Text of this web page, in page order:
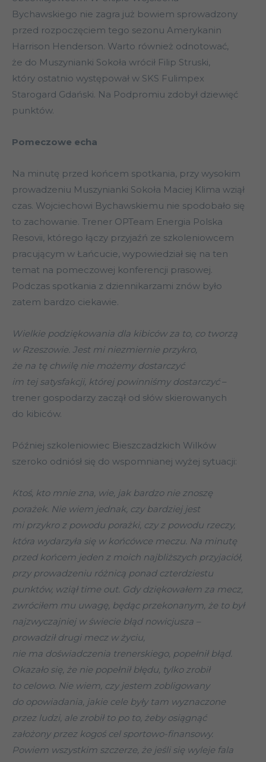
Bychawskiego nie zagra już bowiem sprowadzony
przed rozpoczęciem tego sezonu Amerykanin
Harrison Henderson. Warto również odnotować,
że do Muszynianki Sokoła wrócił Filip Struski,
który ostatnio występował w SKS Fulimpex
Starogard Gdański. Na Podpromiu zdobył dziewięć
punktów.
Pomeczowe echa
Na minutę przed końcem spotkania, przy wysokim
prowadzeniu Muszynianki Sokoła Maciej Klima wziął
czas. Wojciechowi Bychawskiemu nie spodobało się
to zachowanie. Trener OPTeam Energia Polska
Resovii, którego łączy przyjaźń ze szkoleniowcem
pracującym w Łańcucie, wypowiedział się na ten
temat na pomeczowej konferencji prasowej.
Podczas spotkania z dziennikarzami znów było
zatem bardzo ciekawie.
Wielkie podziękowania dla kibiców za to, co tworzą
w Rzeszowie. Jest mi niezmiernie przykro,
że na tę chwilę nie możemy dostarczyć
im tej satysfakcji, której powinniśmy dostarczyć–
trener gospodarzy zaczął od słów skierowanych
do kibiców.
Później szkoleniowiec Bieszczadzkich Wilków
szeroko odniósł się do wspomnianej wyżej sytuacji:
Ktoś, kto mnie zna, wie, jak bardzo nie znoszę
porażek. Nie wiem jednak, czy bardziej jest
mi przykro z powodu porażki, czy z powodu rzeczy,
która wydarzyła się w końcówce meczu. Na minutę
przed końcem jeden z moich najbliższych przyjaciół,
przy prowadzeniu różnicą ponad czterdziestu
punktów, wziął time out. Gdy dziękowałem za mecz,
zwróciłem mu uwagę, będąc przekonanym, że to był
najzwyczajniej w świecie błąd nowicjusza –
prowadził drugi mecz w życiu,
nie ma doświadczenia trenerskiego, popełnił błąd.
Okazało się, że nie popełnił błędu, tylko zrobił
to celowo. Nie wiem, czy jestem zobligowany
do opowiadania, jakie cele były tam wyznaczone
przez ludzi, ale zrobił to po to, żeby osiągnąć
założony przez kogoś cel sportowo-finansowy.
Powiem wszystkim szczerze, że jeśli się wyleje fala